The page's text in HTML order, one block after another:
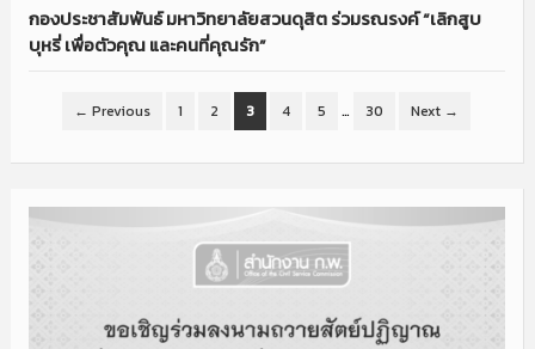
กองประชาสัมพันธ์ มหาวิทยาลัยสวนดุสิต ร่วมรณรงค์ “เลิกสูบ
บุหรี่ เพื่อตัวคุณ และคนที่คุณรัก”
← Previous 1 2 3 4 5 … 30 Next →